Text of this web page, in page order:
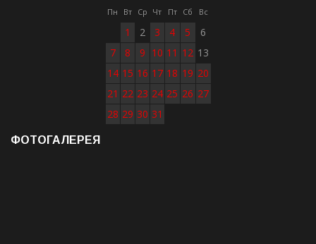
Пн Вт Ср Чт Пт Сб Вс
1 2 3 4 5
6
7
8 9 10 11 12 13
14 15 16 17 18 19 20
21 22 23 24 25 26 27
28 29 30 31
ФОТОГАЛЕРЕЯ